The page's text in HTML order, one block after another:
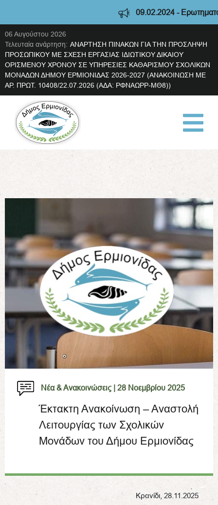
09.02.2024 -
06 Αυγούστου 2026
Τελευταία ανάρτηση: ΑΝΑΡΤΗΣΗ ΠΙΝΑΚΩΝ ΓΙΑ ΤΗΝ ΠΡΟΣΛΗΨΗ
ΠΡΟΣΩΠΙΚΟΥ ΜΕ ΣΧΕΣΗ ΕΡΓΑΣΙΑΣ ΙΔΙΩΤΙΚΟΥ ΔΙΚΑΙΟΥ
ΟΡΙΣΜΕΝΟΥ ΧΡΟΝΟΥ ΣΕ ΥΠΗΡΕΣΙΕΣ ΚΑΘΑΡΙΣΜΟΥ ΣΧΟΛΙΚΩΝ
ΜΟΝΑΔΩΝ ΔΗΜΟΥ ΕΡΜΙΟΝΙΔΑΣ 2026-2027 (ΑΝΑΚΟΙΝΩΣΗ ΜΕ
ΑΡ. ΠΡΩΤ. 10408/22.07.2026 (ΑΔΑ: ΡΦΝΑΩΡΡ-ΜΘ8))
Νέα & Ανακοινώσεις | 28 Νοεμβρίου 2025
Έκτακτη Ανακοίνωση – Αναστολή
Λειτουργίας των Σχολικών
Μονάδων του Δήμου Ερμιονίδας
Κρανίδι, 28.11.2025